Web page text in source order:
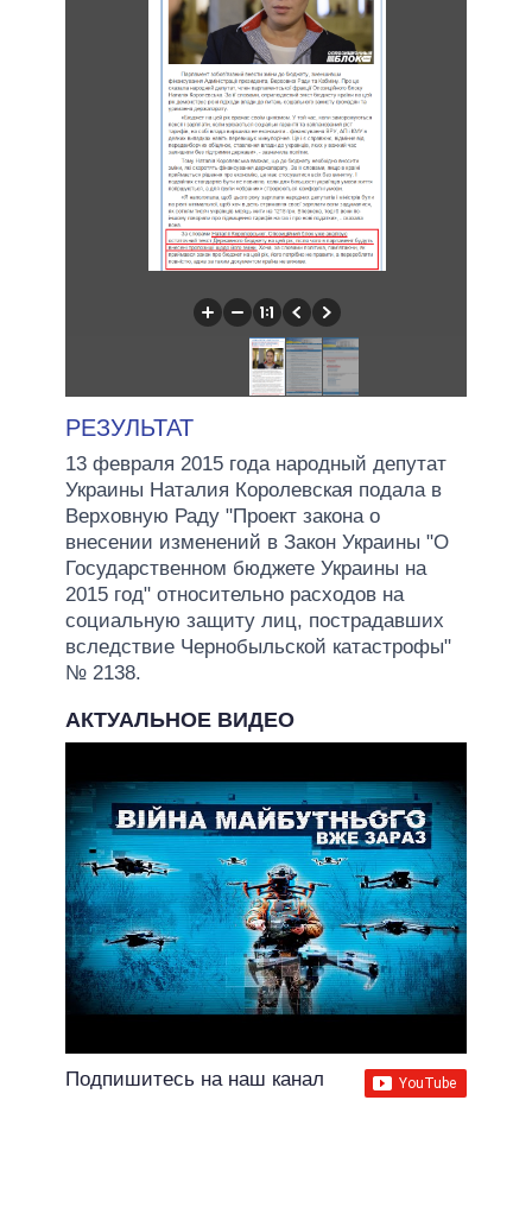
РЕЗУЛЬТАТ
13 февраля 2015 года народный депутат
Украины Наталия Королевская подала в
Верховную Раду "Проект закона о
внесении изменений в Закон Украины "О
Государственном бюджете Украины на
2015 год" относительно расходов на
социальную защиту лиц, пострадавших
вследствие Чернобыльской катастрофы"
№ 2138.
АКТУАЛЬНОЕ ВИДЕО
Подпишитесь на наш канал